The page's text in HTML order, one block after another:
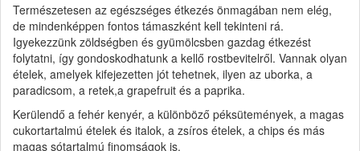
Természetesen az egészséges étkezés önmagában nem elég,
de mindenképpen fontos támaszként kell tekinteni rá.
Igyekezzünk zöldségben és gyümölcsben gazdag étkezést
folytatni, így gondoskodhatunk a kellő rostbevitelről. Vannak olyan
ételek, amelyek kifejezetten jót tehetnek, ilyen az uborka, a
paradicsom, a retek,a grapefruit és a paprika.
Kerülendő a fehér kenyér, a különböző péksütemények, a magas
cukortartalmú ételek és italok, a zsíros ételek, a chips és más
magas sótartalmú finomságok is.